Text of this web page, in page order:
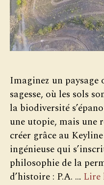
Imaginez un paysage
sagesse, où les sols
la biodiversité
une utopie, mais une
créer grâce au
ingénieuse qui
philosophie de la
d’histoire : P.A. … Lire